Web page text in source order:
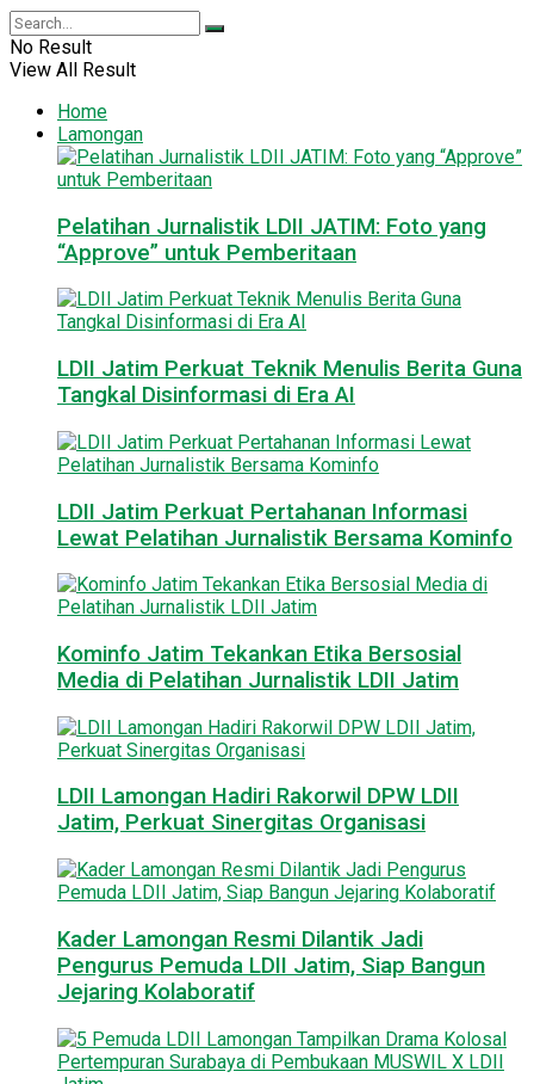
No Result
View All Result
Home
Lamongan
Pelatihan Jurnalistik LDII JATIM: Foto yang
“Approve” untuk Pemberitaan
LDII Jatim Perkuat Teknik Menulis Berita Guna
Tangkal Disinformasi di Era AI
LDII Jatim Perkuat Pertahanan Informasi
Lewat Pelatihan Jurnalistik Bersama Kominfo
Kominfo Jatim Tekankan Etika Bersosial
Media di Pelatihan Jurnalistik LDII Jatim
LDII Lamongan Hadiri Rakorwil DPW LDII
Jatim, Perkuat Sinergitas Organisasi
Kader Lamongan Resmi Dilantik Jadi
Pengurus Pemuda LDII Jatim, Siap Bangun
Jejaring Kolaboratif